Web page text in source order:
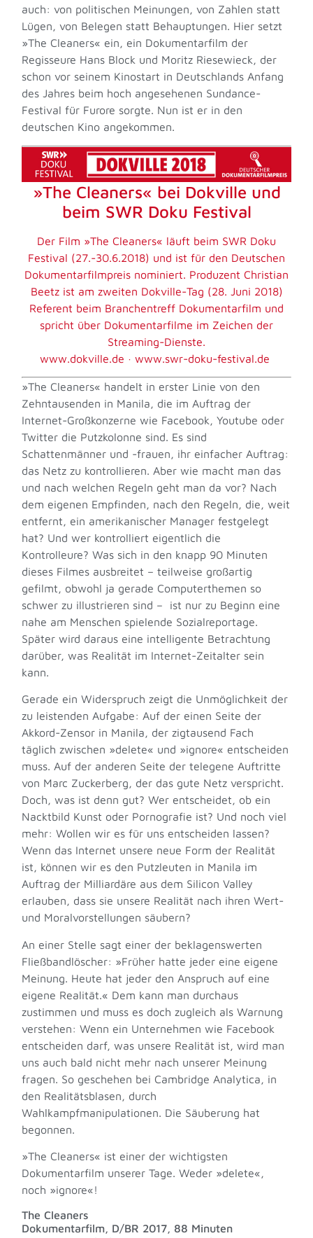
auch: von politischen Meinungen, von Zahlen statt
Lügen, von Belegen statt Behauptungen. Hier setzt
»The Cleaners« ein, ein Dokumentarfilm der
Regisseure Hans Block und Moritz Riesewieck, der
schon vor seinem Kinostart in Deutschlands Anfang
des Jahres beim hoch angesehenen Sundance-
Festival für Furore sorgte. Nun ist er in den
deutschen Kino angekommen.
»The Cleaners« bei Dokville und
beim SWR Doku Festival
Der Film »The Cleaners« läuft beim SWR Doku
Festival (27.-30.6.2018) und ist für den Deutschen
Dokumentarfilmpreis nominiert. Produzent Christian
Beetz ist am zweiten Dokville-Tag (28. Juni 2018)
Referent beim Branchentreff Dokumentarfilm und
spricht über Dokumentarfilme im Zeichen der
Streaming-Dienste.
www.dokville.de · www.swr-doku-festival.de
»The Cleaners« handelt in erster Linie von den
Zehntausenden in Manila, die im Auftrag der
Internet-Großkonzerne wie Facebook, Youtube oder
Twitter die Putzkolonne sind. Es sind
Schattenmänner und -frauen, ihr einfacher Auftrag:
das Netz zu kontrollieren. Aber wie macht man das
und nach welchen Regeln geht man da vor? Nach
dem eigenen Empfinden, nach den Regeln, die, weit
entfernt, ein amerikanischer Manager festgelegt
hat? Und wer kontrolliert eigentlich die
Kontrolleure? Was sich in den knapp 90 Minuten
dieses Filmes ausbreitet – teilweise großartig
gefilmt, obwohl ja gerade Computerthemen so
schwer zu illustrieren sind – ist nur zu Beginn eine
nahe am Menschen spielende Sozialreportage.
Später wird daraus eine intelligente Betrachtung
darüber, was Realität im Internet-Zeitalter sein
kann.
Gerade ein Widerspruch zeigt die Unmöglichkeit der
zu leistenden Aufgabe: Auf der einen Seite der
Akkord-Zensor in Manila, der zigtausend Fach
täglich zwischen »delete« und »ignore« entscheiden
muss. Auf der anderen Seite der telegene Auftritte
von Marc Zuckerberg, der das gute Netz verspricht.
Doch, was ist denn gut? Wer entscheidet, ob ein
Nacktbild Kunst oder Pornografie ist? Und noch viel
mehr: Wollen wir es für uns entscheiden lassen?
Wenn das Internet unsere neue Form der Realität
ist, können wir es den Putzleuten in Manila im
Auftrag der Milliardäre aus dem Silicon Valley
erlauben, dass sie unsere Realität nach ihren Wert-
und Moralvorstellungen säubern?
An einer Stelle sagt einer der beklagenswerten
Fließbandlöscher: »Früher hatte jeder eine eigene
Meinung. Heute hat jeder den Anspruch auf eine
eigene Realität.« Dem kann man durchaus
zustimmen und muss es doch zugleich als Warnung
verstehen: Wenn ein Unternehmen wie Facebook
entscheiden darf, was unsere Realität ist, wird man
uns auch bald nicht mehr nach unserer Meinung
fragen. So geschehen bei Cambridge Analytica, in
den Realitätsblasen, durch
Wahlkampfmanipulationen. Die Säuberung hat
begonnen.
»The Cleaners« ist einer der wichtigsten
Dokumentarfilm unserer Tage. Weder »delete«,
noch »ignore«!
The Cleaners
Dokumentarfilm, D/BR 2017, 88 Minuten